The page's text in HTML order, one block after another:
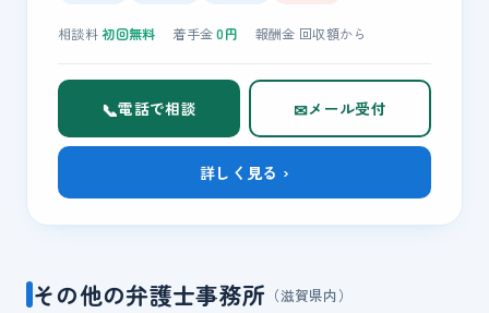
相談料初回無料 着手金0円 報酬金 回収額から
📞電話で相談 ✉メール受付
詳しく見る ›
その他の弁護士事務所 （滋賀県内）